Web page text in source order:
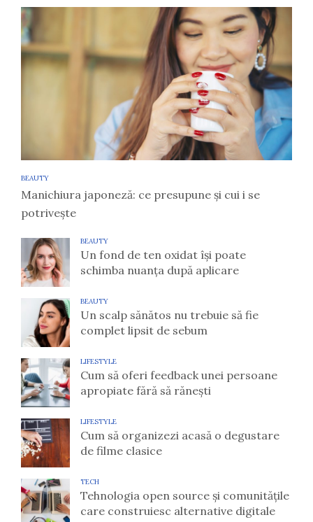
BEAUTY
Manichiura japoneză: ce presupune și cui i se
potrivește
BEAUTY
Un fond de ten oxidat își poate
schimba nuanța după aplicare
BEAUTY
Un scalp sănătos nu trebuie să fie
complet lipsit de sebum
LIFESTYLE
Cum să oferi feedback unei persoane
apropiate fără să rănești
LIFESTYLE
Cum să organizezi acasă o degustare
de filme clasice
TECH
Tehnologia open source și comunitățile
care construiesc alternative digitale